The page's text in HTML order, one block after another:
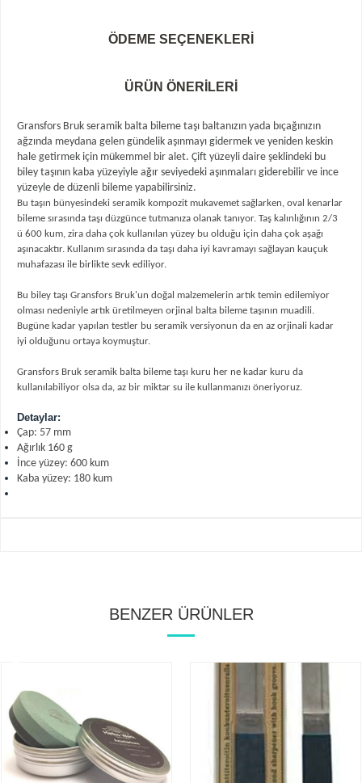
ÖDEME SEÇENEKLERI
ÜRÜN ÖNERILERI
Gransfors Bruk seramik balta bileme taşı baltanızın yada bıçağınızın
ağzında meydana gelen gündelik aşınmayı gidermek ve yeniden keskin
hale getirmek için mükemmel bir alet. Çift yüzeyli daire şeklindeki bu
biley taşının kaba yüzeyiyle ağır seviyedeki aşınmaları giderebilir ve ince
yüzeyle de düzenli bileme yapabilirsiniz.
Bu taşın bünyesindeki seramik kompozit mukavemet sağlarken, oval kenarlar
bileme sırasında taşı düzgünce tutmanıza olanak tanıyor. Taş kalınlığının 2/3
ü 600 kum, zira daha çok kullanılan yüzey bu olduğu için daha çok aşağı
aşınacaktır. Kullanım sırasında da taşı daha iyi kavramayı sağlayan kauçuk
muhafazası ile birlikte sevk ediliyor.
Bu biley taşı Gransfors Bruk'un doğal malzemelerin artık temin edilemiyor
olması nedeniyle artık üretilmeyen orjinal balta bileme taşının muadili.
Bugüne kadar yapılan testler bu seramik versiyonun da en az orjinali kadar
iyi olduğunu ortaya koymuştur.
Gransfors Bruk seramik balta bileme taşı kuru her ne kadar kuru da
kullanılabiliyor olsa da, az bir miktar su ile kullanmanızı öneriyoruz.
Detaylar:
Çap: 57 mm
Ağırlık 160 g
İnce yüzey: 600 kum
Kaba yüzey: 180 kum
BENZER ÜRÜNLER